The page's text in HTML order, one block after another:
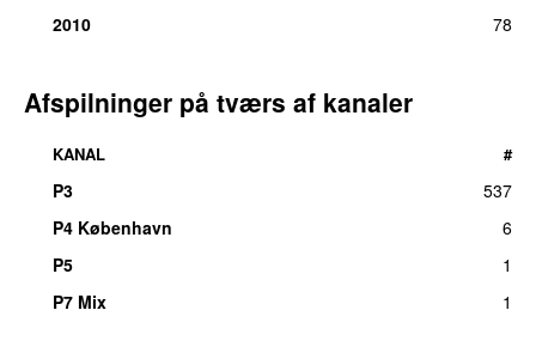
2010
78
Afspilninger på tværs af kanaler
KANAL #
P3
537
P4 København
6
P5
1
P7 Mix
1